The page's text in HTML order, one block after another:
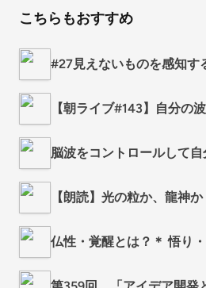
こちらもおすすめ
#27見えないものを感知す
【朝ライブ#143】自分の
脳波をコントロールして
【朗読】光の粒か、龍神
仏性・覚醒とは？＊ 悟り